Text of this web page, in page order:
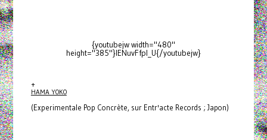
{youtubejw width="480"
height="385"}IENuvFfpI_U{/youtubejw}
+
HAMA YOKO
(Experimentale Pop Concrète, sur Entr'acte Records ; Japon)